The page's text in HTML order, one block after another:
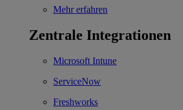
Mehr erfahren
Zentrale Integrationen
Microsoft Intune
ServiceNow
Freshworks